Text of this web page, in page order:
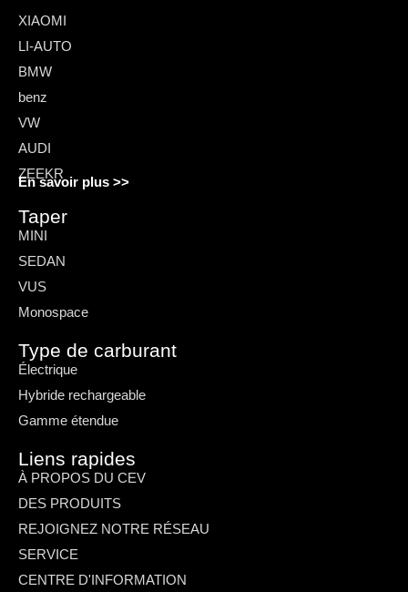
XIAOMI
LI-AUTO
BMW
benz
VW
AUDI
ZEEKR
En savoir plus >>
Taper
MINI
SEDAN
VUS
Monospace
Type de carburant
Électrique
Hybride rechargeable
Gamme étendue
Liens rapides
À PROPOS DU CEV
DES PRODUITS
REJOIGNEZ NOTRE RÉSEAU
SERVICE
CENTRE D'INFORMATION